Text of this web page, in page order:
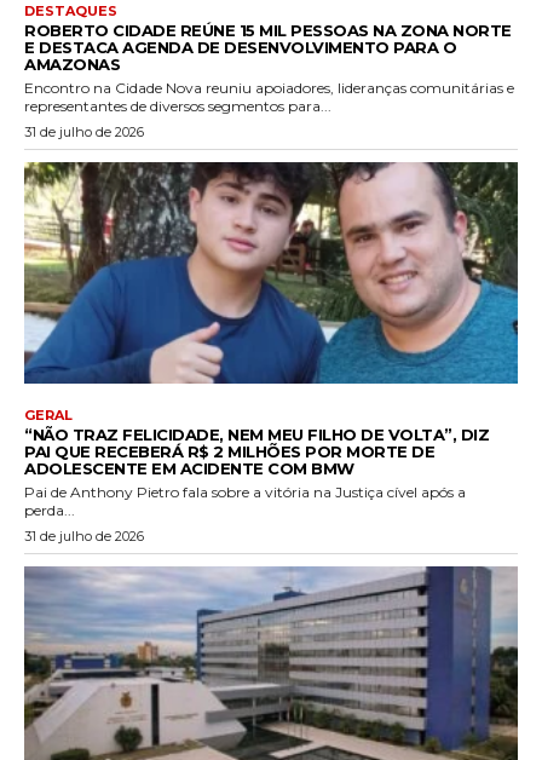
DESTAQUES
ROBERTO CIDADE REÚNE 15 MIL PESSOAS NA ZONA NORTE
E DESTACA AGENDA DE DESENVOLVIMENTO PARA O
AMAZONAS
Encontro na Cidade Nova reuniu apoiadores, lideranças comunitárias e
representantes de diversos segmentos para...
31 de julho de 2026
GERAL
“NÃO TRAZ FELICIDADE, NEM MEU FILHO DE VOLTA”, DIZ
PAI QUE RECEBERÁ R$ 2 MILHÕES POR MORTE DE
ADOLESCENTE EM ACIDENTE COM BMW
Pai de Anthony Pietro fala sobre a vitória na Justiça cível após a
perda...
31 de julho de 2026